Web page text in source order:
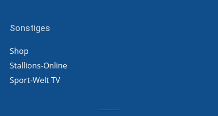
Sonstiges
Shop
Stallions-Online
Sport-Welt TV